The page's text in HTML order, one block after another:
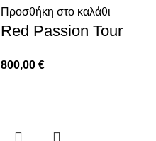
Προσθήκη στο καλάθι
Red Passion Tour
800,00 €